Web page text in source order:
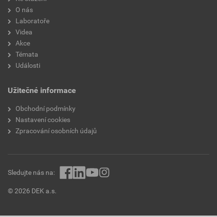
O nás
Laboratoře
Videa
Akce
Témata
Události
Užitečné informace
Obchodní podmínky
Nastavení cookies
Zpracování osobních údajů
© 2026 DEK a.s.
Sledujte nás na: